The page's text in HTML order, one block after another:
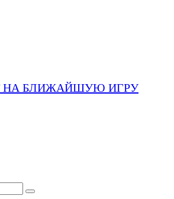
НА БЛИЖАЙШУЮ ИГРУ